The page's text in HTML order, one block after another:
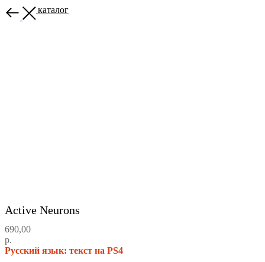
Назад в каталог
Active Neurons
690,00
р.
Русский язык: текст на PS4